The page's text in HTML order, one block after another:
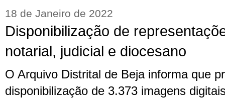
18 de Janeiro de 2022
Disponibilização de
notarial, judicial e diocesano
O Arquivo Distrital de Beja informa que
disponibilização de 3.373 imagens